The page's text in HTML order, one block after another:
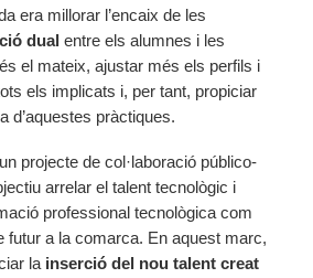
era millorar l’encaix de les
dual entre els alumnes i les
el mateix, ajustar més els perfils i
els implicats i, per tant, propiciar
d’aquestes pràctiques.
projecte de col·laboració público-
arrelar el talent tecnològic i
professional tecnològica com
futur a la comarca. En aquest marc,
la inserció del nou talent creat